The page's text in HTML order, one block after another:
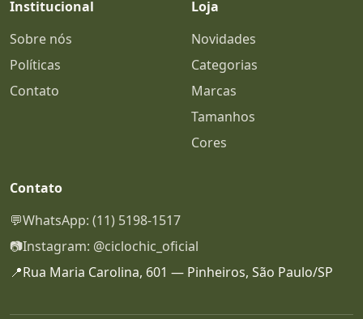
Institucional
Sobre nós
Políticas
Contato
Loja
Novidades
Categorias
Marcas
Tamanhos
Cores
Contato
💬WhatsApp: (11) 5198-1517
📷Instagram: @ciclochic_oficial
📍Rua Maria Carolina, 601 — Pinheiros, São Paulo/SP